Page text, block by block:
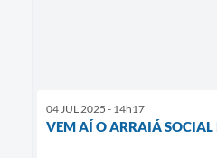
04 JUL 2025 - 14h17
VEM AÍ O ARRAIÁ SOCIAL